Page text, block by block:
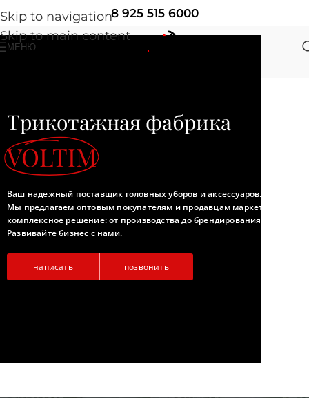
Skip to navigation
Skip to main content
8 925 515 6000
МЕНЮ
Трикотажная фабрика
VOLTIM
Ваш надежный поставщик головных уборов и аксессуаров.
Мы предлагаем оптовым покупателям и продавцам маркетплейсов
комплексное решение: от производства до брендирования.
Развивайте бизнес с нами.
написать позвонить